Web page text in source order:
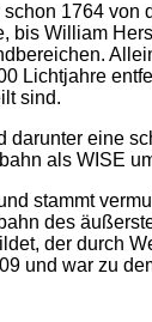
1764
William
Lichtjahre
sind.
eine
als WISE
stammt
des
der durch
und war zu